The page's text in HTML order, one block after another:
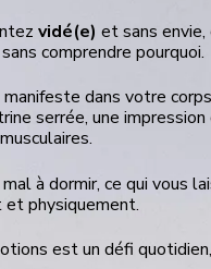
vidé(e) et sans
sans comprendre pourquoi.
dans votre
serrée, une
à dormir, ce qui vous
physiquement.
est un défi